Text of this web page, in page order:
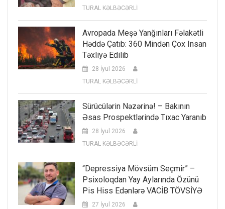
TURAL KƏLBƏCƏRLİ
Avropada Meşə Yanğınları Fəlakətli
Həddə Çatıb: 360 Mindən Çox Insan
Təxliyə Edilib
28 İyul 2026
TURAL KƏLBƏCƏRLİ
Sürücülərin Nəzərinə! – Bakının
Əsas Prospektlərində Tıxac Yaranıb
28 İyul 2026
TURAL KƏLBƏCƏRLİ
“Depressiya Mövsüm Seçmir” –
Psixoloqdan Yay Aylarında Özünü
Pis Hiss Edənlərə VACİB TÖVSİYƏ
27 İyul 2026